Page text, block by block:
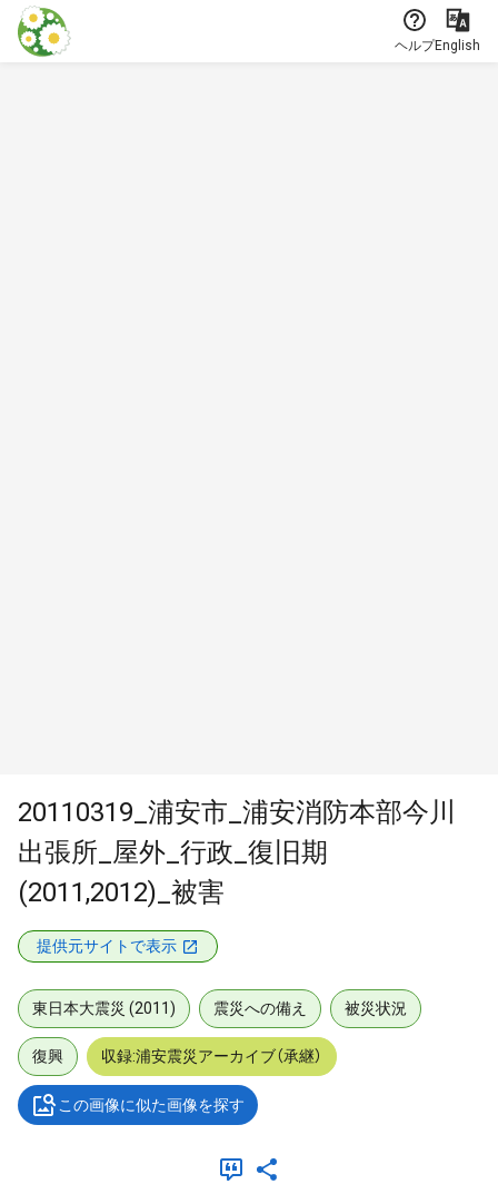
本文に飛ぶ
ヘルプEnglish
20110319_浦安市_浦安消防本部今川
出張所_屋外_行政_復旧期
(2011,2012)_被害
提供元サイトで表示
東日本大震災 (2011) 震災への備え 被災状況
復興 収録:浦安震災アーカイブ（承継）
この画像に似た画像を探す